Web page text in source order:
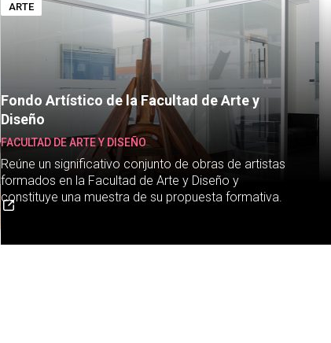
Fondo Artístico de la Facultad de Arte y
Diseño
FACULTAD DE ARTE Y DISEÑO
Reúne un significativo conjunto de obras de artistas
formados en la Facultad de Arte y Diseño y
constituye una muestra de su propuesta formativa.
ARTE